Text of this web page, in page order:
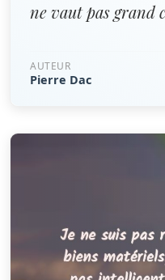
ne vaut pas grand
AUTEUR
Pierre Dac